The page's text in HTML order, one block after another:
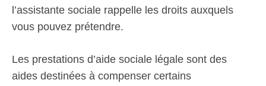
l’assistante sociale rappelle les droits auxquels
vous pouvez prétendre.
Les prestations d’aide sociale légale sont des
aides destinées à compenser certains